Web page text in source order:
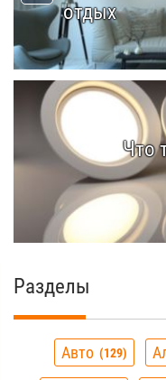
отдых
Что
Разделы
Авто 129